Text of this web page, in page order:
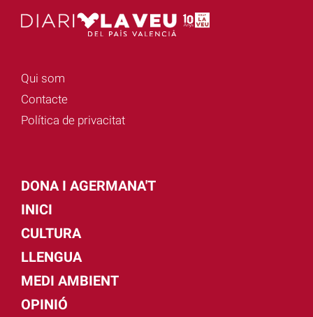
Qui som
Contacte
Política de privacitat
DONA I AGERMANA'T
INICI
CULTURA
LLENGUA
MEDI AMBIENT
OPINIÓ